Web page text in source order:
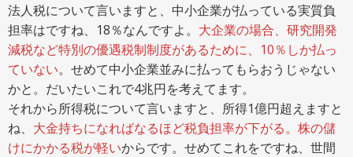
法人税について言いますと、中小企業が払っている実質負
担率はですね、18％なんですよ。 大企業の場合、研究開発
減税など特別の優遇税制制度があるために、10％しか払っ
ていない。せめて中小企業並みに払ってもらおうじゃない
かと。だいたいこれで4兆円を考えてます。
それから所得税について言いますと、所得1億円超えますと
ね、 大金持ちになればなるほど税負担率が下がる。株の儲
けにかかる税が軽いからです。せめてこれをですね、世間